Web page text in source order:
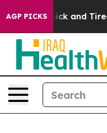
AGP PICKS
Are Sick and Tired of